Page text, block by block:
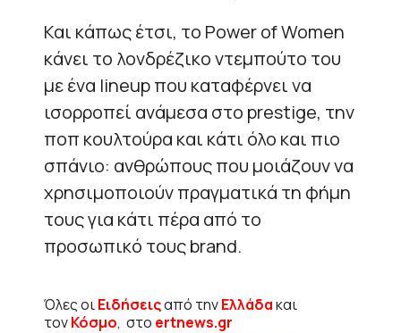
Και κάπως έτσι, το Power of Women
κάνει το λονδρέζικο ντεμπούτο του
με ένα lineup που καταφέρνει να
ισορροπεί ανάμεσα στο prestige, την
ποπ κουλτούρα και κάτι όλο και πιο
σπάνιο: ανθρώπους που μοιάζουν να
χρησιμοποιούν πραγματικά τη φήμη
τους για κάτι πέρα από το
προσωπικό τους brand.
Όλες οιΕιδήσειςαπό τηνΕλλάδακαι
τονΚόσμο, στο ertnews.gr